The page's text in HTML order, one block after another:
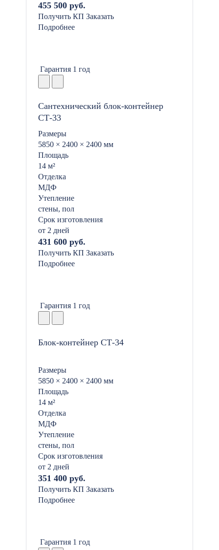
455 500 руб.
Получить КП Заказать
Подробнее
Гарантия 1 год
Сантехнический блок-контейнер
СТ-33
Размеры
5850 × 2400 × 2400 мм
Площадь
14 м²
Отделка
МДФ
Утепление
стены, пол
Срок изготовления
от 2 дней
431 600 руб.
Получить КП Заказать
Подробнее
Гарантия 1 год
Блок-контейнер СТ-34
Размеры
5850 × 2400 × 2400 мм
Площадь
14 м²
Отделка
МДФ
Утепление
стены, пол
Срок изготовления
от 2 дней
351 400 руб.
Получить КП Заказать
Подробнее
Гарантия 1 год